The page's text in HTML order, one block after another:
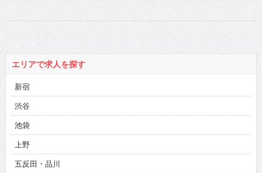
エリアで求人を探す
新宿
渋谷
池袋
上野
五反田・品川